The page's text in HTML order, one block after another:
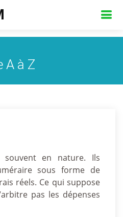
A à Z
souvent en nature. Ils
sous forme de
réels. Ce qui suppose
pas les dépenses